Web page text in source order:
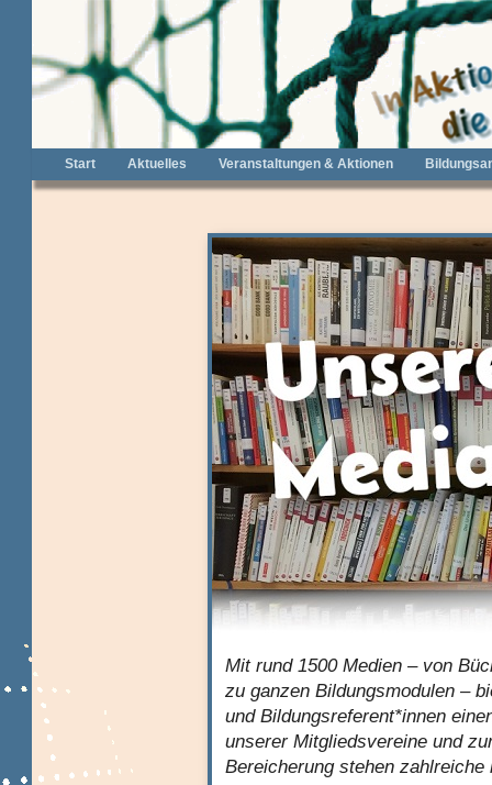
Start Aktuelles Veranstaltungen & Aktionen
Mit rund 1500 Medien – von
zu ganzen Bildungsmodulen –
und Bildungsreferent*innen
unserer Mitgliedsvereine und
Bereicherung stehen